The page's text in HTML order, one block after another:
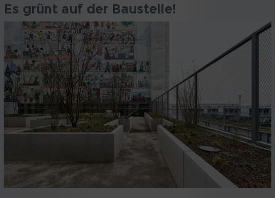
Es grünt auf der Baustelle!